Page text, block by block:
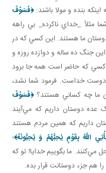
اينکه بنده و مولا باشند:﴿فَسَوْفَ
مثلاً _خداي ناکرده_ بي راهه
ما هستند. اين کسي که در
جنگ ده ساله و دوازده روزه و
کسي که حاضر است همه جا برود
خداست. فرمود شما نشد،
ما چه کساني هستند؟﴿فَسَوْفَ
عده دوستان داريم که مي‌آيند
داريم که همين مردم هستند
اللّهُ بِقَوْمٍ يُحِبُّهُمْ وَ يُحِبُّونَهُ﴾؛
ما بگوييم خدايا! تو که
هم جزء دوستانت قرار بده.